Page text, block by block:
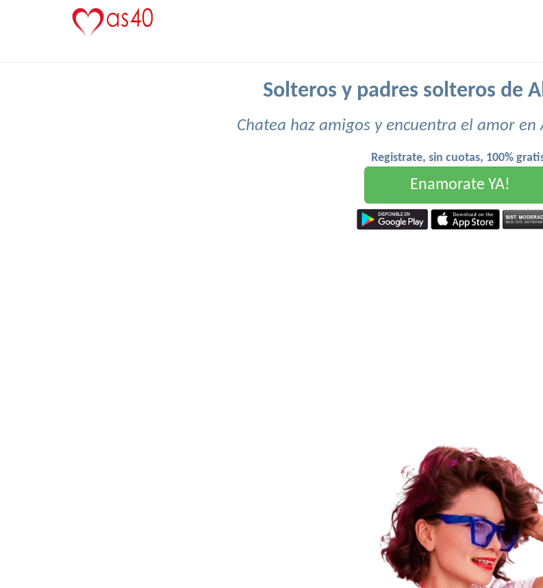
Solteros y padres solteros de
Chatea haz amigos y encuentra el amor
Registrate, sin cuotas, 100%
Enamorate YA!